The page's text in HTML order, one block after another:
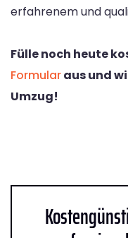
erfahrenem und
Fülle noch heute
Formularaus und
Umzug!